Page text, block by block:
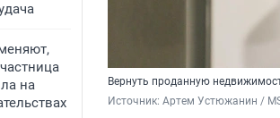
на
Вернуть проданную
Источник: Артем Устюжанин /